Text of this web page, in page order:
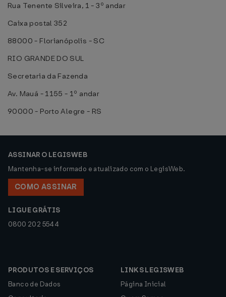
Rua Tenente Silveira, 1 - 3º andar
Caixa postal 352
88000 - Florianópolis - SC
RIO GRANDE DO SUL
Secretaria da Fazenda
Av. Mauá - 1155 - 1º andar
90000 - Porto Alegre - RS
ASSINAR O LEGISWEB
Mantenha-se informado e atualizado com o LegisWeb.
COMO ASSINAR
LIGUE GRÁTIS
0800 202 5544
PRODUTOS E SERVIÇOS
Banco de Dados
LINKS LEGISWEB
Página Inicial